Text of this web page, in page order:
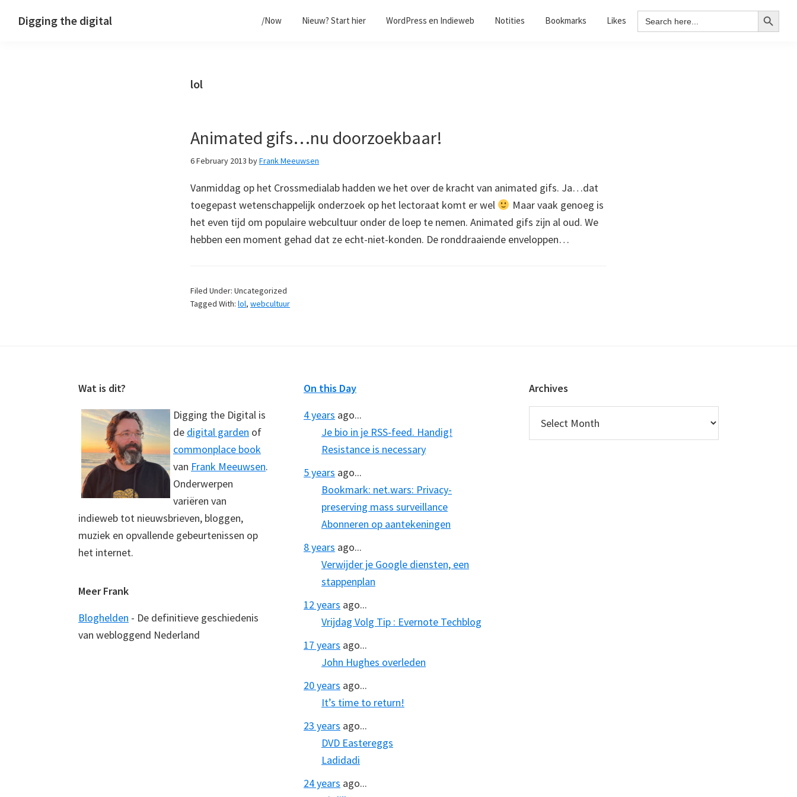
Digging the digital /Now Nieuw? Start hier WordPress en Indieweb Notities Bookmarks Likes Search
for:
Search Button
lol
Animated gifs…nu doorzoekbaar!
6 February 2013 byFrank Meeuwsen
Vanmiddag op het Crossmedialab hadden we het over de kracht van animated gifs. Ja…dat
toegepast wetenschappelijk onderzoek op het lectoraat komt er wel
Maar vaak genoeg is
het even tijd om populaire webcultuur onder de loep te nemen. Animated gifs zijn al oud. We
hebben een moment gehad dat ze echt-niet-konden. De ronddraaiende enveloppen…
Filed Under: Uncategorized
Tagged With: lol, webcultuur
Wat is dit?
Digging the Digital is
de digital garden of
commonplace book
van Frank Meeuwsen.
Onderwerpen
variëren van
indieweb tot nieuwsbrieven, bloggen,
muziek en opvallende gebeurtenissen op
het internet.
Meer Frank
Bloghelden - De definitieve geschiedenis
van webloggend Nederland
On this Day
4 years ago...
Je bio in je RSS-feed. Handig!
Resistance is necessary
5 years ago...
Bookmark: net.wars: Privacy-
preserving mass surveillance
Abonneren op aantekeningen
8 years ago...
Verwijder je Google diensten, een
stappenplan
12 years ago...
Vrijdag Volg Tip : Evernote Techblog
17 years ago...
John Hughes overleden
20 years ago...
It’s time to return!
23 years ago...
DVD Eastereggs
Ladidadi
24 years ago...
Archives